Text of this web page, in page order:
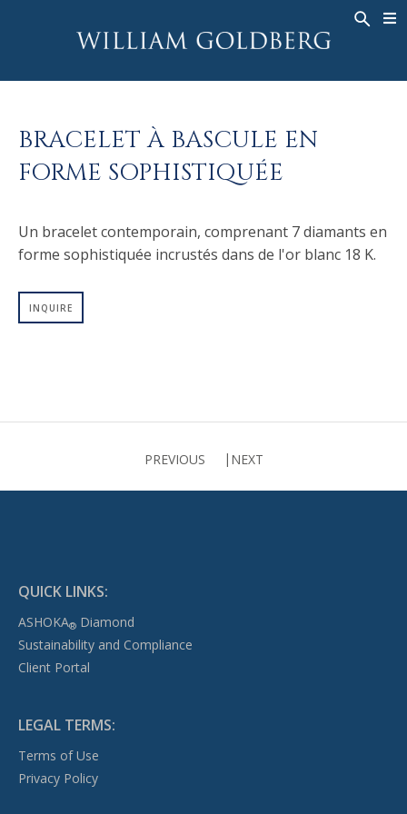
HAUTE JOAILLERIE
BAGUES POUR HOMME
COLLIERS
BOUCLES D’OREILLES
BRACELETS
MONTRES
COULEURS FANCY
ASHOKA JOAILLERIE
BAGUES
BANDS
COLLIERS
PENDENTIFS
BOUCLES D’OREILLES
BRACELETS
HISTOIRE
ASHOKA®
BRACELET À BASCULE EN
FORME SOPHISTIQUÉE
Un bracelet contemporain, comprenant 7 diamants en
forme sophistiquée incrustés dans de l'or blanc 18 K.
INQUIRE
PREVIOUS NEXT
QUICK LINKS:
ASHOKA®Diamond
Sustainability and Compliance
Client Portal
LEGAL TERMS:
Terms of Use
Privacy Policy